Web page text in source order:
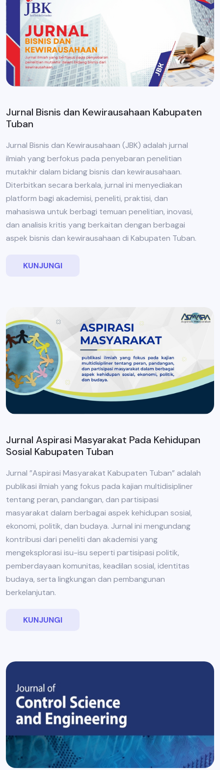
Jurnal Bisnis dan Kewirausahaan Kabupaten
Tuban
Jurnal Bisnis dan Kewirausahaan (JBK) adalah jurnal
ilmiah yang berfokus pada penyebaran penelitian
mutakhir dalam bidang bisnis dan kewirausahaan.
Diterbitkan secara berkala, jurnal ini menyediakan
platform bagi akademisi, peneliti, praktisi, dan
mahasiswa untuk berbagi temuan penelitian, inovasi,
dan analisis kritis yang berkaitan dengan berbagai
aspek bisnis dan kewirausahaan di Kabupaten Tuban.
KUNJUNGI
Jurnal Aspirasi Masyarakat Pada Kehidupan
Sosial Kabupaten Tuban
Jurnal ”Aspirasi Masyarakat Kabupaten Tuban” adalah
publikasi ilmiah yang fokus pada kajian multidisipliner
tentang peran, pandangan, dan partisipasi
masyarakat dalam berbagai aspek kehidupan sosial,
ekonomi, politik, dan budaya. Jurnal ini mengundang
kontribusi dari peneliti dan akademisi yang
mengeksplorasi isu-isu seperti partisipasi politik,
pemberdayaan komunitas, keadilan sosial, identitas
budaya, serta lingkungan dan pembangunan
berkelanjutan.
KUNJUNGI